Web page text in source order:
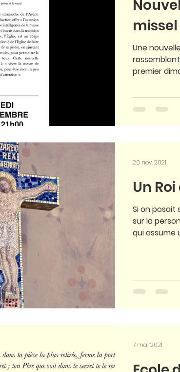
Une
premier
Un
Si on posait
sur la
qui assume
20 nov. 2021
7 mai 2021